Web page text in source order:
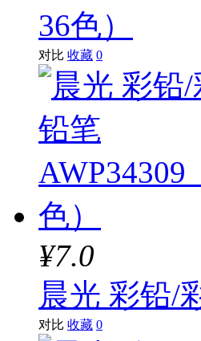
36色）
对比 收藏 0
¥7.0
晨光 彩铅/
对比 收藏 0